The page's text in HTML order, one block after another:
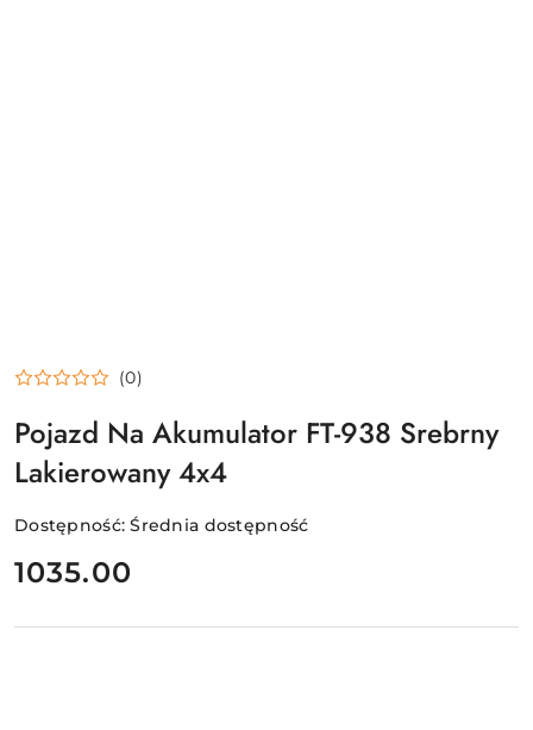
(0)
Pojazd Na Akumulator FT-938 Srebrny
Lakierowany 4x4
Dostępność:Średnia dostępność
cena:
1035.00